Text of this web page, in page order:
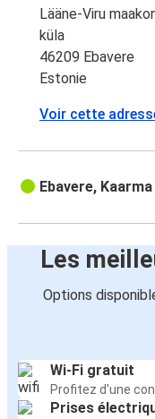
Lääne-Viru
küla
46209 Ebavere
Estonie
Voir cette
Ebavere, Kaarma
Les
Options
Wi-Fi gratuit
Profitez d'une
Prises